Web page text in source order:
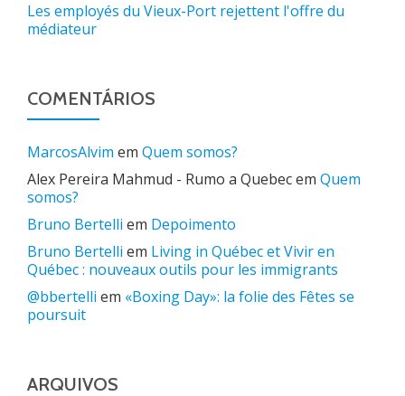
Les employés du Vieux-Port rejettent l'offre du
médiateur
COMENTÁRIOS
MarcosAlvim em Quem somos?
Alex Pereira Mahmud - Rumo a Quebecem Quem
somos?
Bruno Bertelli em Depoimento
Bruno Bertelli em Living in Québec et Vivir en
Québec : nouveaux outils pour les immigrants
@bbertelli em «Boxing Day»: la folie des Fêtes se
poursuit
ARQUIVOS